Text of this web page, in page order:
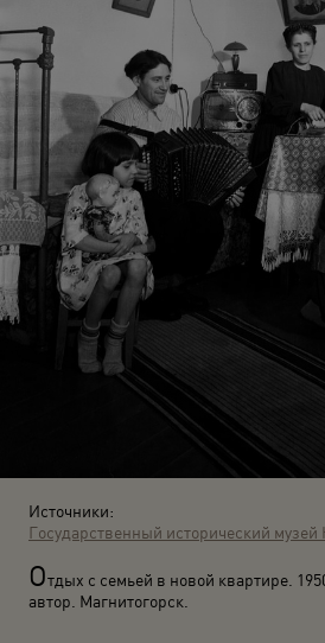
Источники:
Государственный исторический
Отдых с семьей в новой квартире.
автор. Магнитогорск.